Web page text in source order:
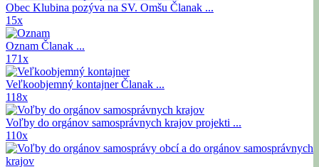
Obec Klubina pozýva na SV. Omšu Članak ...
15x
Oznam Članak ...
171x
Veľkoobjemný kontajnerČlanak ...
118x
Voľby do orgánov samosprávnych krajov projekti ...
110x